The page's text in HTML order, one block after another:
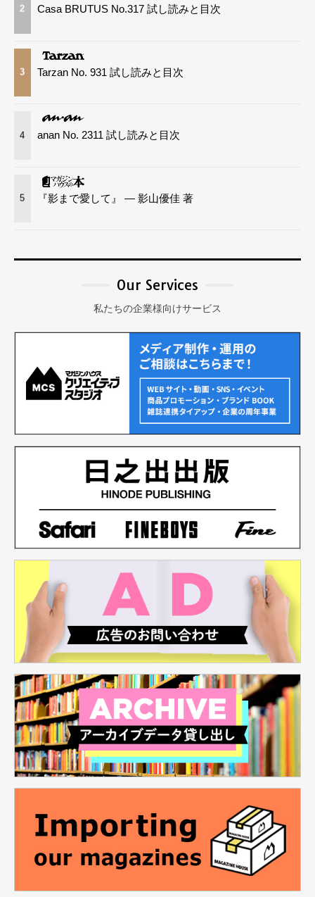
2 Casa BRUTUS No.317 試し読みと目次
3 Tarzan No. 931 試し読みと目次
4 anan No. 2311 試し読みと目次
5 『影まで愛して』 — 影山優佳 著
Our Services
私たちの企業様向けサービス